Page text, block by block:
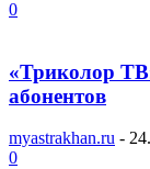
0
«Триколор
абонентов
myastrakhan.ru -
0